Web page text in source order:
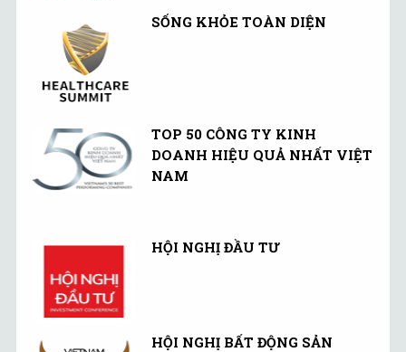
SỐNG KHỎE TOÀN DIỆN
TOP 50 CÔNG TY KINH
DOANH HIỆU QUẢ NHẤT VIỆT
NAM
HỘI NGHỊ ĐẦU TƯ
HỘI NGHỊ BẤT ĐỘNG SẢN